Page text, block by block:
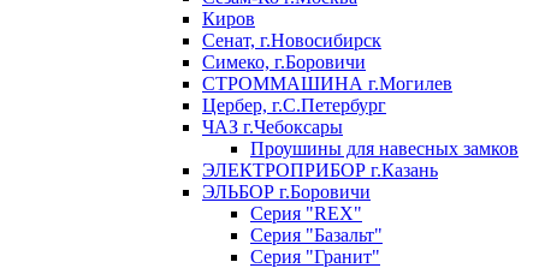
Киров
Сенат, г.Новосибирск
Симеко, г.Боровичи
СТРОММАШИНА г.Могилев
Цербер, г.С.Петербург
ЧАЗ г.Чебоксары
Проушины для навесных замков
ЭЛЕКТРОПРИБОР г.Казань
ЭЛЬБОР г.Боровичи
Серия "REX"
Серия "Базальт"
Серия "Гранит"